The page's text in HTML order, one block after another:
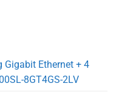
Ethernet + 4
8GT4GS-2LV